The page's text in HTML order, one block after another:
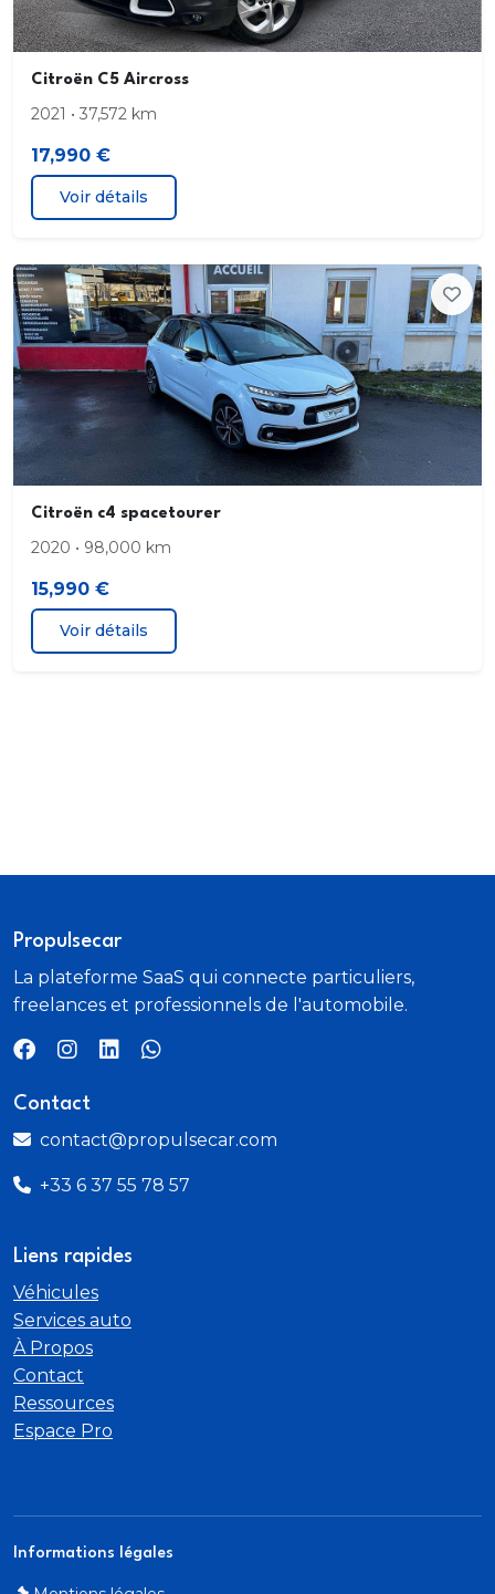
Citroën C5 Aircross
2021 • 37,572 km
17,990 €
Voir détails
Citroën c4 spacetourer
2020 • 98,000 km
15,990 €
Voir détails
Propulsecar
La plateforme SaaS qui connecte particuliers,
freelances et professionnels de l'automobile.
Contact
contact@propulsecar.com
+33 6 37 55 78 57
Liens rapides
Véhicules
Services auto
À Propos
Contact
Ressources
Espace Pro
Informations légales